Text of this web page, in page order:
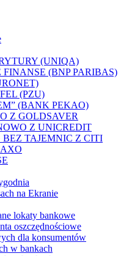
(UNIQA)
(BNP PARIBAS)
(PZU)
(BANK PEKAO)
Z GOLDSAVER
Z UNICREDIT
TAJEMNIC Z CITI
na Ekranie
lokaty bankowe
oszczędnościowe
dla konsumentów
w bankach